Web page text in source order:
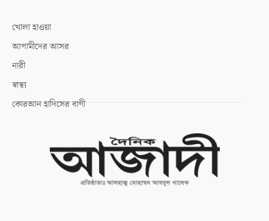
খোলা হাওয়া
আগামীদের আসর
নারী
স্বাস্থ্য
কোরআন হাদিসের বাণী